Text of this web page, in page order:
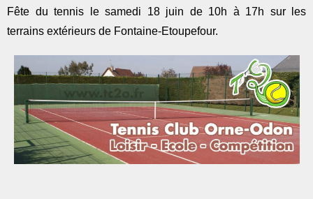
Fête du tennis le samedi 18 juin de 10h à 17h sur les
terrains extérieurs de Fontaine-Etoupefour.